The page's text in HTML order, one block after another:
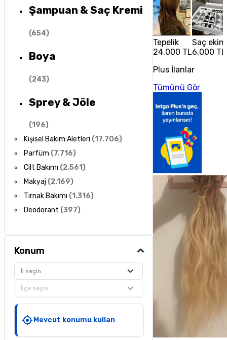
Şampuan & Saç Kremi
(654)
Boya
(243)
Sprey & Jöle
(196)
Kişisel Bakım Aletleri (17.706)
Parfüm (7.716)
Cilt Bakımı (2.561)
Makyaj (2.169)
Tırnak Bakımı (1.316)
Deodorant (397)
Konum
İl seçin
İlçe seçin
Mevcut konumu kullan
Tepelik
24.000 TL
Saç
6.000 TL
Plus İlanlar
Tümünü Gör